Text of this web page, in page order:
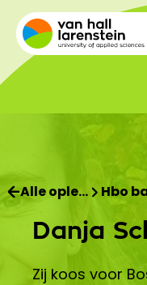
Alle ople… Hbo
Danja
Zij koos voor